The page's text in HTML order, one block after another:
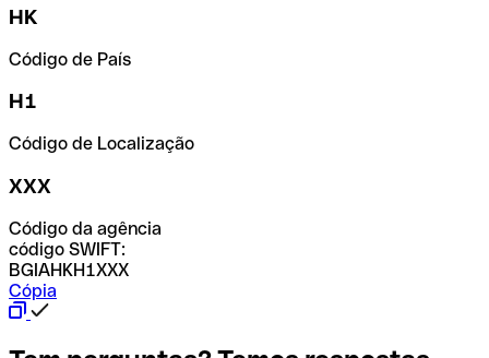
HK
Código de País
H1
Código de Localização
XXX
Código da agência
código SWIFT:
BGIAHKH1XXX
Cópia